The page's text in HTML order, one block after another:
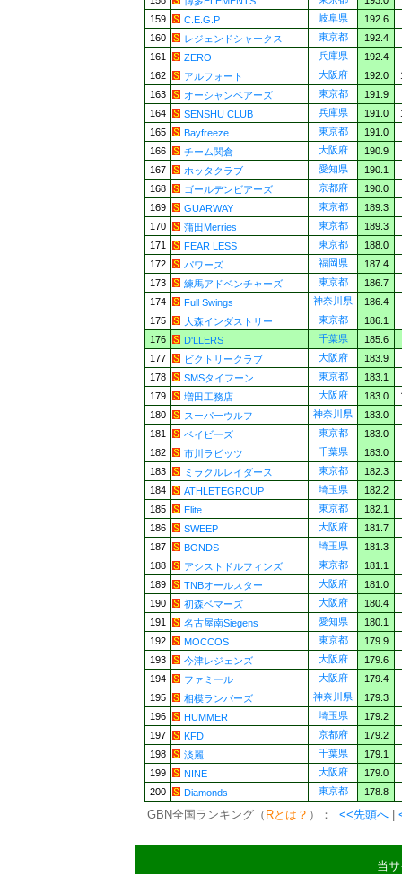
159
C.E.G.P 岐阜県
192.6
160
レジェンドシャークス 東京都
192.4
161
ZERO 兵庫県
192.4
162
アルフォート 大阪府 192.0
163
オーシャンベアーズ 東京都
191.9
164
SENSHU CLUB 兵庫県 191.0
165
Bayfreeze 東京都
191.0
166
チーム関倉 大阪府
190.9
167
ホッタクラブ 愛知県
190.1
168
ゴールデンビアーズ 京都府
190.0
169
GUARWAY 東京都
189.3
170
蒲田Merries 東京都
189.3
171
FEAR LESS 東京都
188.0
172
パワーズ 福岡県
187.4
173
練馬アドベンチャーズ 東京都
186.7
174
Full Swings 神奈川県
186.4
175
大森インダストリー 東京都
186.1
176
D'LLERS 千葉県
185.6
177
ビクトリークラブ 大阪府
183.9
178
SMSタイフーン 東京都
183.1
179
増田工務店 大阪府 183.0
180
スーパーウルフ 神奈川県
183.0
181
ベイビーズ 東京都
183.0
182
市川ラビッツ 千葉県
183.0
183
ミラクルレイダース 東京都
182.3
184
ATHLETEGROUP 埼玉県
182.2
185
Elite 東京都
182.1
186
SWEEP 大阪府
181.7
187
BONDS 埼玉県
181.3
188
アシストドルフィンズ 東京都
181.1
189
TNBオールスター 大阪府
181.0
190
初森ベマーズ 大阪府
180.4
191
名古屋南Siegens 愛知県
180.1
192
MOCCOS 東京都
179.9
193
今津レジェンズ 大阪府
179.6
194
ファミール 大阪府
179.4
195
相模ランバーズ 神奈川県
179.3
196
HUMMER 埼玉県
179.2
197
KFD 京都府
179.2
198
淡麗 千葉県
179.1
199
NINE 大阪府
179.0
200
Diamonds 東京都 178.8
GBN全国ランキング（ Rとは？ ）： <<先頭へ
当